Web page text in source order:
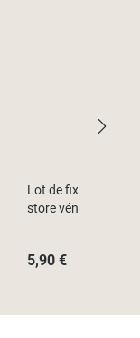
Lot de fixations
store vénitien sur
5,90 €